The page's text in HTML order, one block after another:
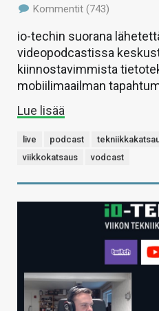
Kommentit (743)
io-techin suorana
videopodcastissa
kiinnostavimmista
mobiilimaailman
Lue lisää
live podcast
viikkokatsaus
vodcast